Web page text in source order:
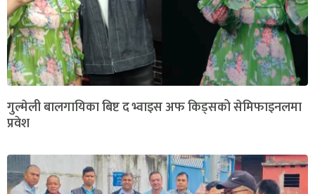
गुल्मेली बालगायिका बिष्ट द भ्वाइस अफ किड्सको सेमिफाइनलमा
प्रवेश